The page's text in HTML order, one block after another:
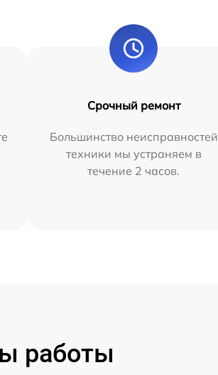
Срочный ремонт
Большинство неисправностей
техники мы устраняем в
течение 2 часов.
работы